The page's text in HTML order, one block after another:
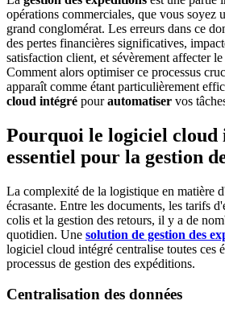
opérations commerciales, que vous soyez
grand conglomérat. Les erreurs dans ce
des pertes financières significatives,
satisfaction client, et sévèrement affecter
Comment alors optimiser ce processus
apparaît comme étant particulièrement
cloud intégré pourautomatiser vos
Pourquoi le logiciel cloud
essentiel pour la gestion
La complexité de la logistique en matière
écrasante. Entre les documents, les tarifs
colis et la gestion des retours, il y a de
quotidien. Une solution de gestion des
logiciel cloud intégré centralise toutes ces
processus de gestion des expéditions.
Centralisation des données